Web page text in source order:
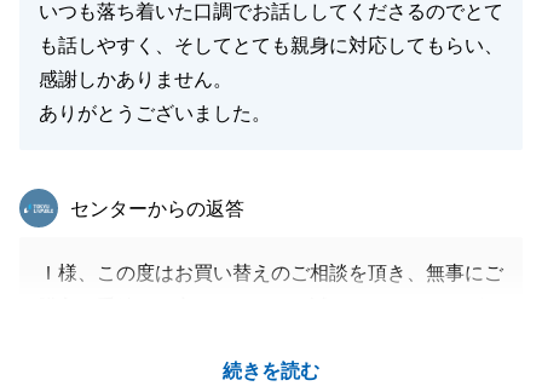
いつも落ち着いた口調でお話ししてくださるのでとて
も話しやすく、そしてとても親身に対応してもらい、
感謝しかありません。
ありがとうございました。
続きを読む
東急リバブル
センターからの返答
Ｉ様、この度はお買い替えのご相談を頂き、無事にご
また、再度のご依頼を頂けた事、ありがとうございま